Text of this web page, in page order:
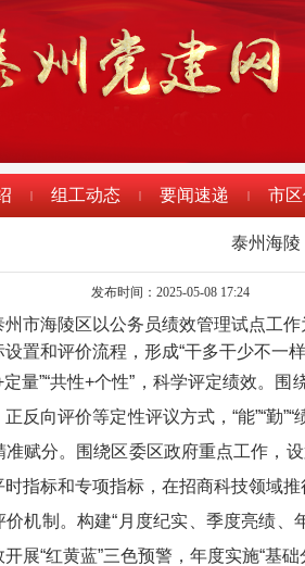
| 组工动态 | 要闻速递 | 市
泰州海陵
发布时间：2025-05-08 17:24
市海陵区以公务员绩效管理试点工
置和评价流程，形成“干多干少不一
定量”“共性+个性”，科学评定绩效。
反向评价等定性评议方式，“能”“勤
赋分。围绕区委区政府重点工作，
时指标和专项指标，在招商科技领域
价机制。构建“月度纪实、季度亮绩、
展“红黄蓝”三色预警，年度实施“基